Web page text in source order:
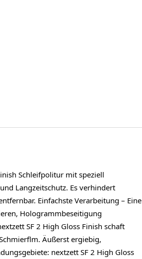
Schleifpolitur mit speziell
Langzeitschutz. Es verhindert
Einfachste Verarbeitung – Eine
Hologrammbeseitigung
SF 2 High Gloss Finish schaft
Äußerst ergiebig,
nextzett SF 2 High Gloss